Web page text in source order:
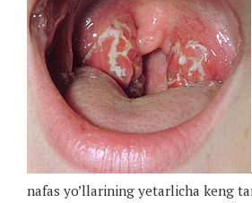
nafas yo’llarining yetarlicha keng